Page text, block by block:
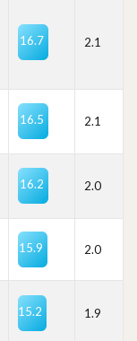
16.7 2.1
16.5 2.1
16.2 2.0
15.9 2.0
15.2 1.9